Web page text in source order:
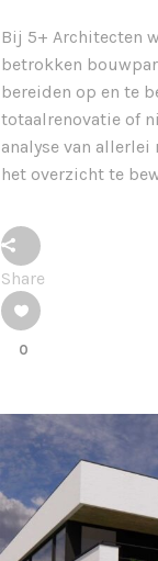
Bij 5+ Architecten
betrokken
bereiden op en te
totaalrenovatie of
analyse van
het overzicht te
Share
0